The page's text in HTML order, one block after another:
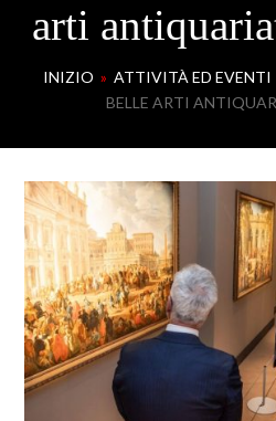
arti
INIZIO » ATTIVITÀ ED EVENTI
BELLE ARTI